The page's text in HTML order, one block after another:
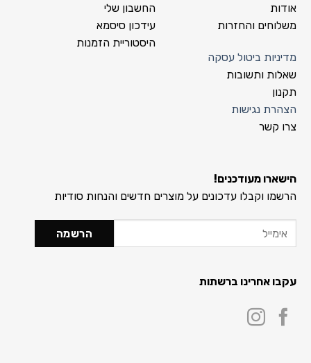
אודות
משלוחים והחזרות
מדיניות ביטול עסקה
שאלות ותשובות
תקנון
הצהרת נגישות
צרו קשר
החשבון שלי
עידכון סיסמא
היסטוריית הזמנות
הישארו מעודכנים!
הרשמו וקבלו עדכונים על מוצרים חדשים והנחות סודיות
עקבו אחרינו ברשתות